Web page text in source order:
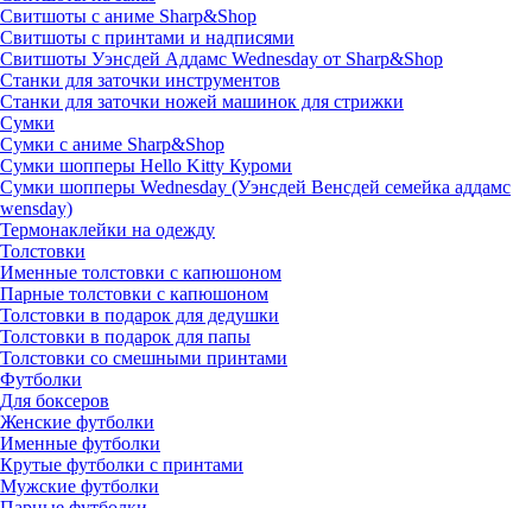
Свитшоты с аниме Sharp&Shop
Свитшоты с принтами и надписями
Свитшоты Уэнсдей Аддамс Wednesday от Sharp&Shop
Станки для заточки инструментов
Станки для заточки ножей машинок для стрижки
Сумки
Сумки с аниме Sharp&Shop
Сумки шопперы Hello Kitty Куроми
Сумки шопперы Wednesday (Уэнсдей Венсдей семейка аддамс
wensday)
Термонаклейки на одежду
Толстовки
Именные толстовки с капюшоном
Парные толстовки с капюшоном
Толстовки в подарок для дедушки
Толстовки в подарок для папы
Толстовки со смешными принтами
Футболки
Для боксеров
Женские футболки
Именные футболки
Крутые футболки с принтами
Мужские футболки